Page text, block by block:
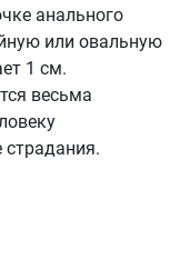
анального
или овальную
1 см.
весьма